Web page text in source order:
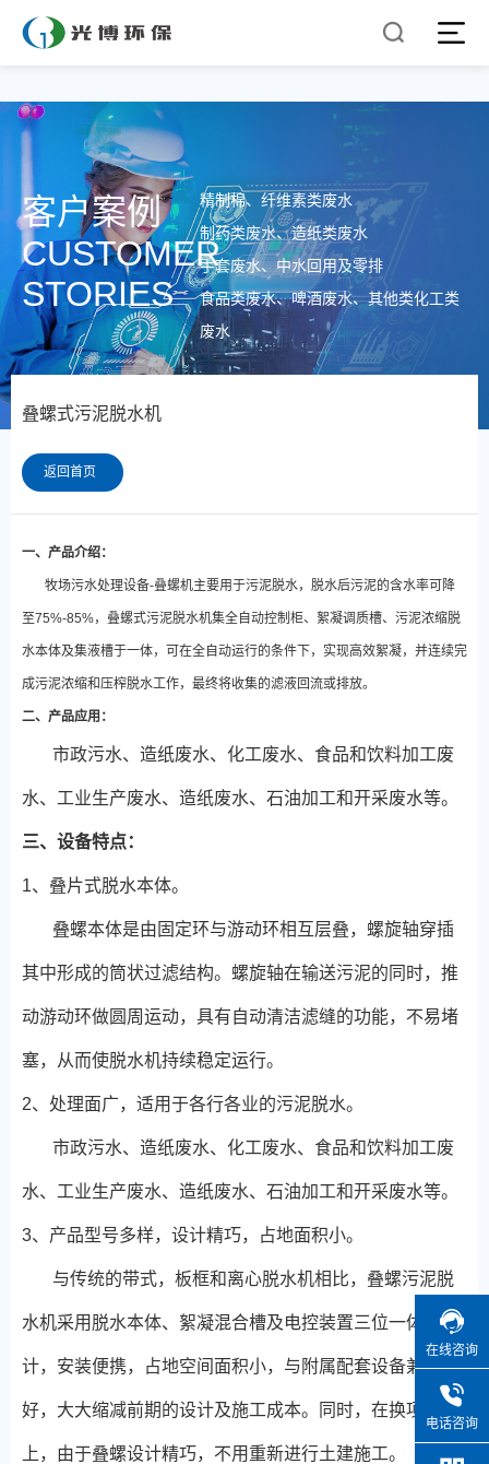
客户案例
CUSTOMER
STORIES
精制棉、纤维素类废水
制药类废水、造纸类废水
手套废水、中水回用及零排
食品类废水、啤酒废水、其他类化工类
废水
叠螺式污泥脱水机
返回首页
一、产品介绍：
牧场污水处理设备-叠螺机主要用于污泥脱水，脱水后污泥的含水率可降
至75%-85%，叠螺式污泥脱水机集全自动控制柜、絮凝调质槽、污泥浓缩脱
水本体及集液槽于一体，可在全自动运行的条件下，实现高效絮凝，并连续完
成污泥浓缩和压榨脱水工作，最终将收集的滤液回流或排放。
二、产品应用：
市政污水、造纸废水、化工废水、食品和饮料加工废
水、工业生产废水、造纸废水、石油加工和开采废水等。
三、设备特点：
1、叠片式脱水本体。
叠螺本体是由固定环与游动环相互层叠，螺旋轴穿插
其中形成的筒状过滤结构。螺旋轴在输送污泥的同时，推
动游动环做圆周运动，具有自动清洁滤缝的功能，不易堵
塞，从而使脱水机持续稳定运行。
2、处理面广，适用于各行各业的污泥脱水。
市政污水、造纸废水、化工废水、食品和饮料加工废
水、工业生产废水、造纸废水、石油加工和开采废水等。
3、产品型号多样，设计精巧，占地面积小。
与传统的带式，板框和离心脱水机相比，叠螺污泥脱
水机采用脱水本体、絮凝混合槽及电控装置三位一体化设
计，安装便携，占地空间面积小，与附属配套设备兼容性
好，大大缩减前期的设计及施工成本。同时，在换项目
上，由于叠螺设计精巧，不用重新进行土建施工。
在线咨询
电话咨询